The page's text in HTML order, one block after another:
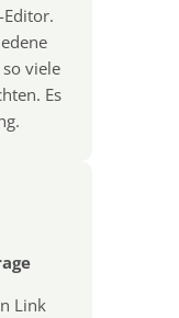
viele
Es
Link